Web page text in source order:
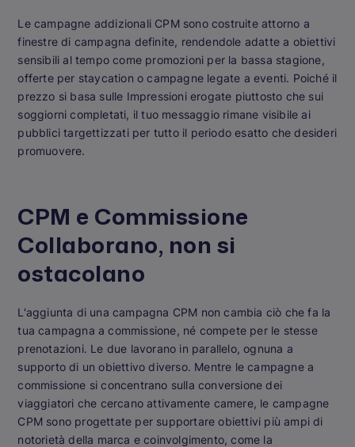
Le campagne addizionali CPM sono costruite attorno a
finestre di campagna definite, rendendole adatte a obiettivi
sensibili al tempo come promozioni per la bassa stagione,
offerte per staycation o campagne legate a eventi. Poiché il
prezzo si basa sulle Impressioni erogate piuttosto che sui
soggiorni completati, il tuo messaggio rimane visibile ai
pubblici targettizzati per tutto il periodo esatto che desideri
promuovere.
CPM e Commissione
Collaborano, non si
ostacolano
L'aggiunta di una campagna CPM non cambia ciò che fa la
tua campagna a commissione, né compete per le stesse
prenotazioni. Le due lavorano in parallelo, ognuna a
supporto di un obiettivo diverso. Mentre le campagne a
commissione si concentrano sulla conversione dei
viaggiatori che cercano attivamente camere, le campagne
CPM sono progettate per supportare obiettivi più ampi di
notorietà della marca e coinvolgimento, come la